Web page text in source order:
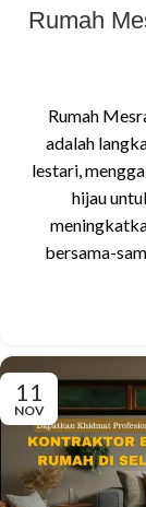
Rumah
Rumah
adalah
lestari,
hijau
bersama-
11
NOV